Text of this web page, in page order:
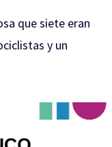
que siete eran
y un